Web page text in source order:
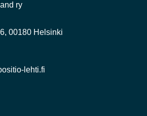
ry
00180 Helsinki
lehti.fi